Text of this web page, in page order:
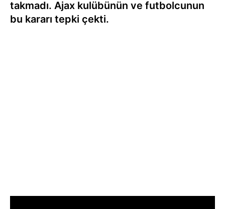
takmadı. Ajax kulübünün ve futbolcunun
bu kararı tepki çekti.